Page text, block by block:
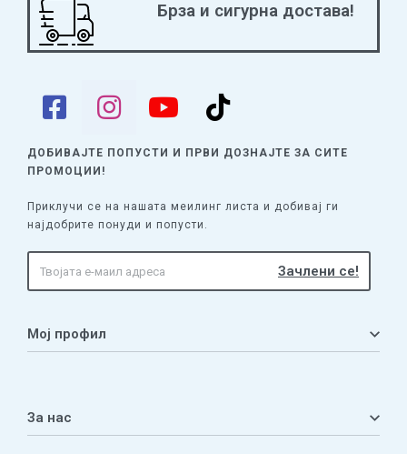
Брза и сигурна достава!
ДОБИВАЈТЕ ПОПУСТИ И ПРВИ ДОЗНАЈТЕ ЗА СИТЕ
ПРОМОЦИИ!
Приклучи се на нашата меилинг листа и добивај ги
најдобрите понуди и попусти.
Мој профил
Листа на желби
За нас